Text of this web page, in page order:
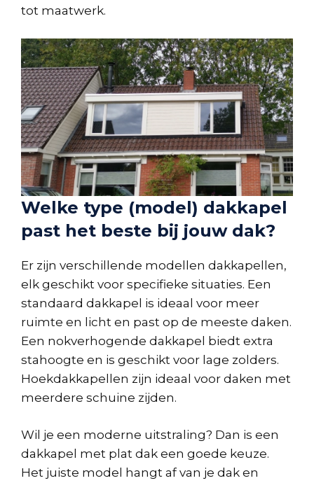
tot maatwerk.
Welke type (model) dakkapel
past het beste bij jouw dak?
Er zijn verschillende modellen dakkapellen,
elk geschikt voor specifieke situaties. Een
standaard dakkapel is ideaal voor meer
ruimte en licht en past op de meeste daken.
Een nokverhogende dakkapel biedt extra
stahoogte en is geschikt voor lage zolders.
Hoekdakkapellen zijn ideaal voor daken met
meerdere schuine zijden.
Wil je een moderne uitstraling? Dan is een
dakkapel met plat dak een goede keuze.
Het juiste model hangt af van je dak en